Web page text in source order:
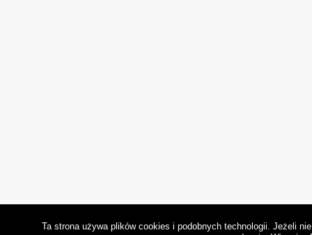
Ta strona używa plików cookies i podobnych technologii. Jeżeli